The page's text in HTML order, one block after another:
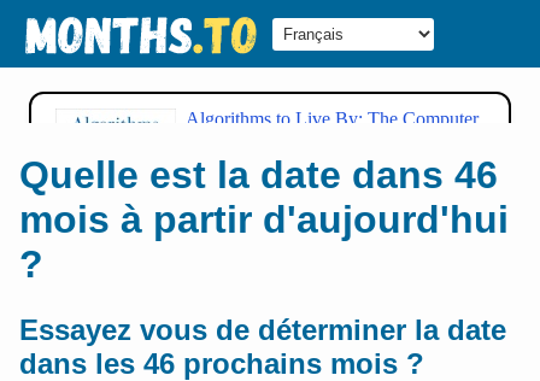
Quelle est la date dans 46
mois à partir d'aujourd'hui
?
Essayez vous de déterminer la date
dans les 46 prochains mois ?